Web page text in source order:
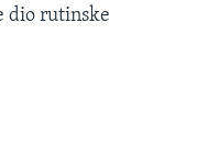
dio rutinske